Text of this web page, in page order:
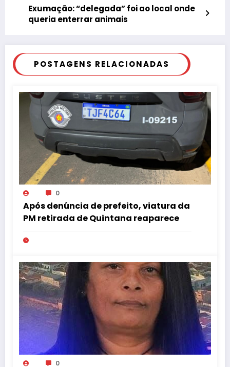
Exumação: “delegada” foi ao local onde
queria enterrar animais
POSTAGENS RELACIONADAS
0
Após denúncia de prefeito, viatura da
PM retirada de Quintana reaparece
0